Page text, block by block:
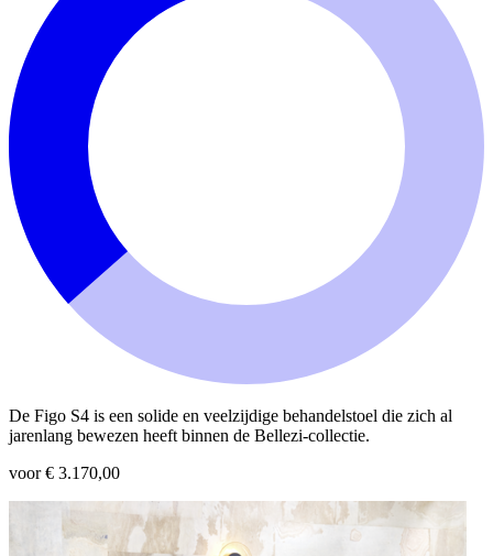
De Figo S4 is een solide en veelzijdige behandelstoel die zich al
jarenlang bewezen heeft binnen de Bellezi-collectie.
voor € 3.170,00